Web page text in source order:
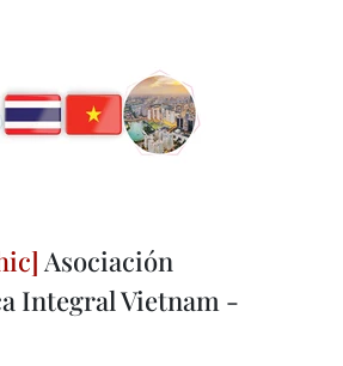
Asociación
Integral Vietnam -